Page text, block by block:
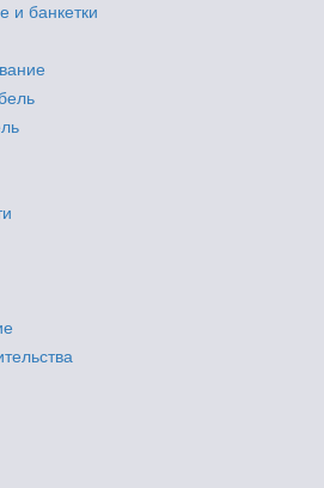
и банкетки